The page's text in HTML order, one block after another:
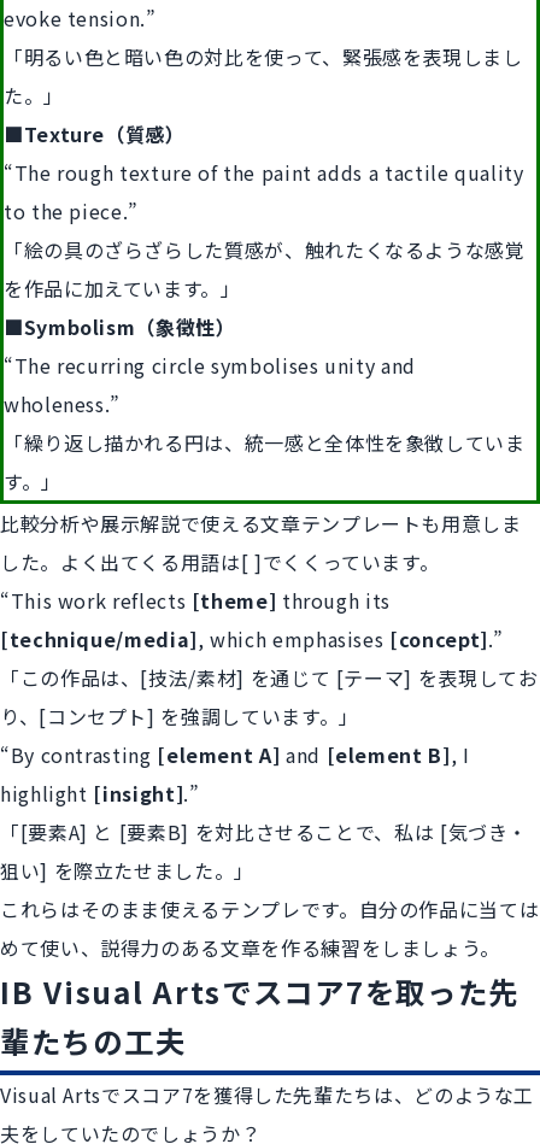
evoke tension.”
「明るい色と暗い色の対比を使って、緊張感を表現しまし
た。」
■Texture（質感）
“The rough texture of the paint adds a tactile quality
to the piece.”
「絵の具のざらざらした質感が、触れたくなるような感覚
を作品に加えています。」
■Symbolism（象徴性）
“The recurring circle symbolises unity and
wholeness.”
「繰り返し描かれる円は、統一感と全体性を象徴していま
す。」
比較分析や展示解説で使える文章テンプレートも用意しま
した。よく出てくる用語は[ ]でくくっています。
“This work reflects [theme] through its
[technique/media], which emphasises [concept].”
「この作品は、[技法/素材] を通じて [テーマ] を表現してお
り、[コンセプト] を強調しています。」
“By contrasting [element A] and [element B], I
highlight [insight].”
「[要素A] と [要素B] を対比させることで、私は [気づき・
狙い] を際立たせました。」
これらはそのまま使えるテンプレです。自分の作品に当ては
めて使い、説得力のある文章を作る練習をしましょう。
IB Visual Artsでスコア7を取った先
輩たちの工夫
Visual Artsでスコア7を獲得した先輩たちは、どのような工
夫をしていたのでしょうか？